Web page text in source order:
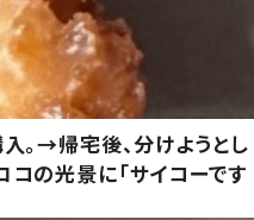
。→帰宅後、分けようとし
の光景に「サイコーです